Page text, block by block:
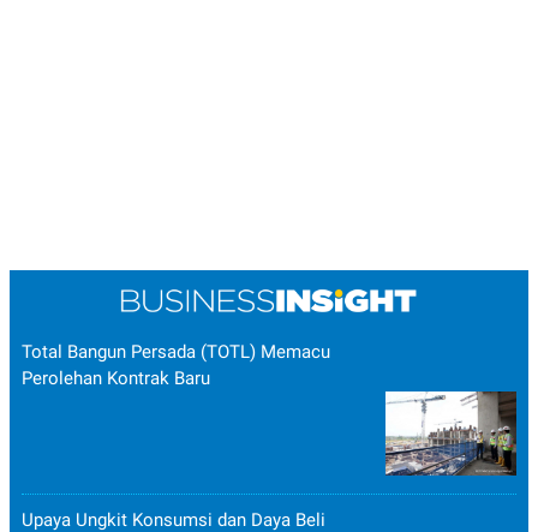
Total Bangun Persada (TOTL) Memacu
Perolehan Kontrak Baru
Upaya Ungkit Konsumsi dan Daya Beli